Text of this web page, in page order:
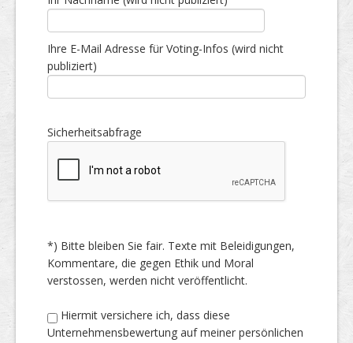
Ihre E-Mail Adresse für Voting-Infos (wird nicht
publiziert)
Sicherheitsabfrage
*) Bitte bleiben Sie fair. Texte mit Beleidigungen,
Kommentare, die gegen Ethik und Moral
verstossen, werden nicht veröffentlicht.
Hiermit versichere ich, dass diese
Unternehmensbewertung auf meiner persönlichen